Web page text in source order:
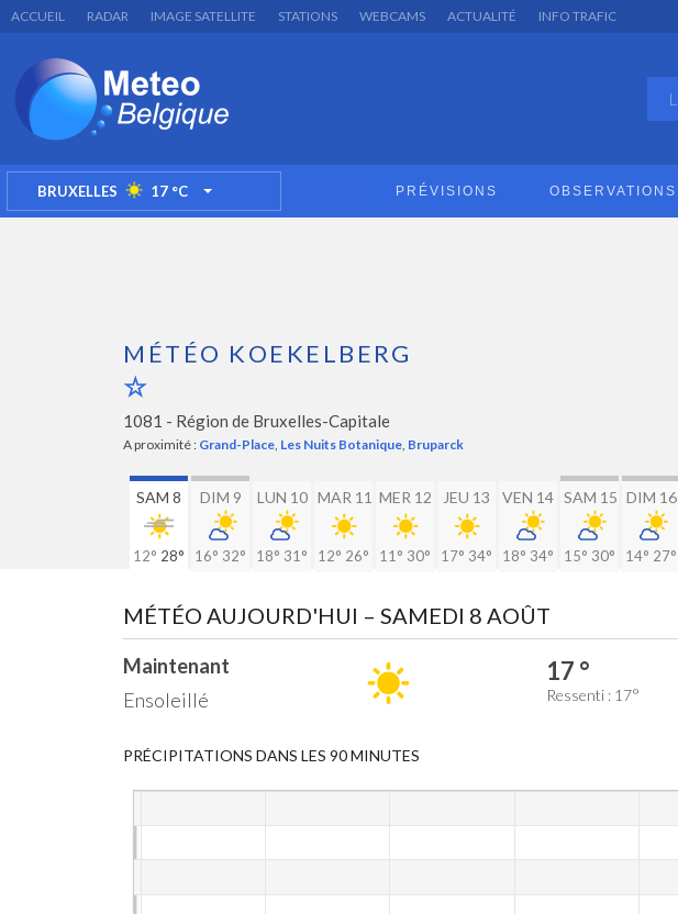
ACCUEIL RADAR IMAGE SATELLITE STATIONS WEBCAMS ACTUALITÉ INFO TRAFIC
BRUXELLES 17°C TOGGLE DROPDOWN PRÉVISIONS OBSERVATIONS
MÉTÉO KOEKELBERG
1081 - Région de Bruxelles-Capitale
A proximité : Grand-Place, Les Nuits Botanique, Bruparck
SAM 8
12° 28°
DIM 9
16° 32°
LUN 10
18° 31°
MAR 11
12° 26°
MER 12
11° 30°
JEU 13
17° 34°
VEN 14
18° 34°
SAM 15
15° 30°
DIM 16
14° 27°
MÉTÉO AUJOURD'HUI – SAMEDI 8 AOÛT
Maintenant
Ensoleillé
17 °
Ressenti : 17°
PRÉCIPITATIONS DANS LES 90 MINUTES